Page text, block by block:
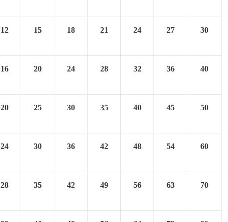
12 15 18 21 24 27 30
16 20 24 28 32 36 40
20 25 30 35 40 45 50
24 30 36 42 48 54 60
28 35 42 49 56 63 70